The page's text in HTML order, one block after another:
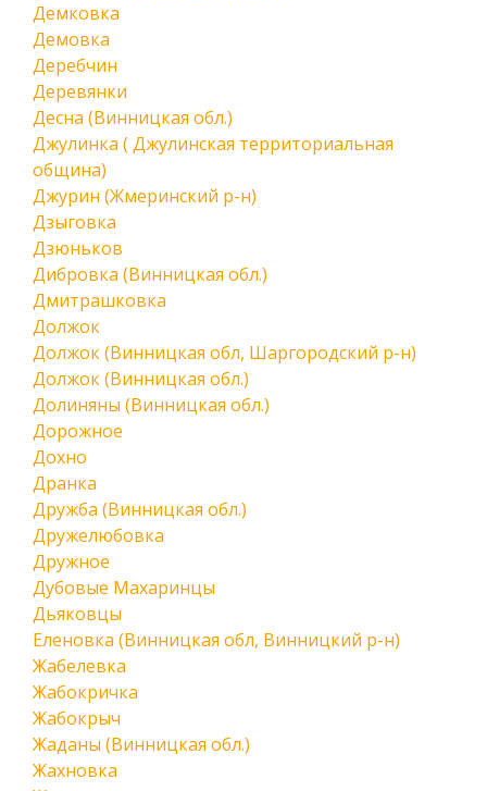
Демковка
Демовка
Деребчин
Деревянки
Десна (Винницкая обл.)
Джулинка ( Джулинская территориальная
община)
Джурин (Жмеринский р-н)
Дзыговка
Дзюньков
Дибровка (Винницкая обл.)
Дмитрашковка
Должок
Должок (Винницкая обл, Шаргородский р-н)
Должок (Винницкая обл.)
Долиняны (Винницкая обл.)
Дорожное
Дохно
Дранка
Дружба (Винницкая обл.)
Дружелюбовка
Дружное
Дубовые Махаринцы
Дьяковцы
Еленовка (Винницкая обл, Винницкий р-н)
Жабелевка
Жабокричка
Жабокрыч
Жаданы (Винницкая обл.)
Жахновка